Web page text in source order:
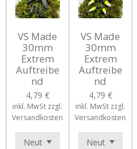
VS Made
30mm
Extrem
Auftreibe
nd
4,79 €
inkl. MwSt zzgl.
Versandkosten
VS Made
30mm
Extrem
Auftreibe
nd
4,79 €
inkl. MwSt zzgl.
Versandkosten